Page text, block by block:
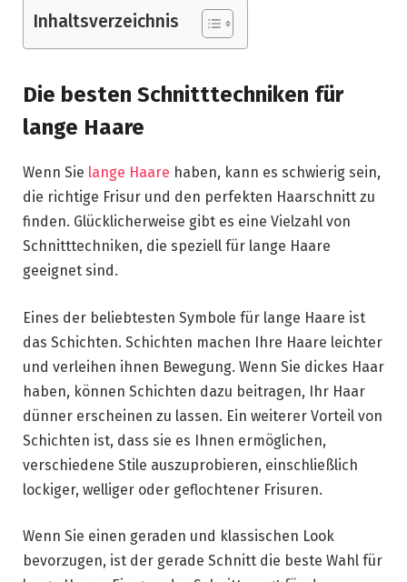
Inhaltsverzeichnis
Die besten Schnitttechniken für
lange Haare
Wenn Sie lange Haare haben, kann es schwierig sein,
die richtige Frisur und den perfekten Haarschnitt zu
finden. Glücklicherweise gibt es eine Vielzahl von
Schnitttechniken, die speziell für lange Haare
geeignet sind.
Eines der beliebtesten Symbole für lange Haare ist
das Schichten. Schichten machen Ihre Haare leichter
und verleihen ihnen Bewegung. Wenn Sie dickes Haar
haben, können Schichten dazu beitragen, Ihr Haar
dünner erscheinen zu lassen. Ein weiterer Vorteil von
Schichten ist, dass sie es Ihnen ermöglichen,
verschiedene Stile auszuprobieren, einschließlich
lockiger, welliger oder geflochtener Frisuren.
Wenn Sie einen geraden und klassischen Look
bevorzugen, ist der gerade Schnitt die beste Wahl für